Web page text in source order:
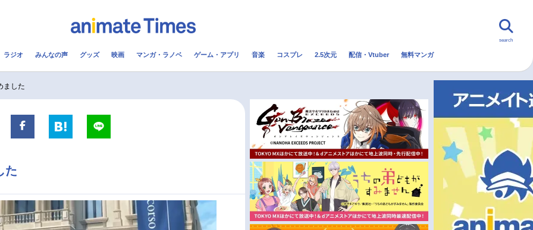
配信・Vtuber トレンド 無料マンガ
男性声優/女性声優一覧
今期アニメ曜日別一覧
夏アニメ
秋アニメ
冬アニメ
FOLLOW US
search
ラジオ みんなの声 グッズ 映画 マンガ・ラノベ ゲーム・アプリ 音楽 コスプレ 2.5次元 配信・Vtuber 無料マンガ
ました
た